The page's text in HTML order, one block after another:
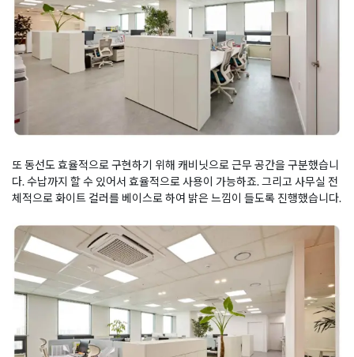
또 동선도 효율적으로 구현하기 위해 캐비닛으로 근무 공간을 구분했습니
다. 수납까지 할 수 있어서 효율적으로 사용이 가능하죠. 그리고 사무실 전
체적으로 화이트 컬러를 베이스로 하여 밝은 느낌이 들도록 진행했습니다.